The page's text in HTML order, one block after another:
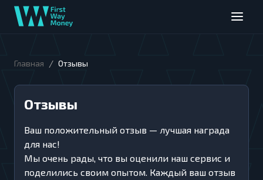
Главная / Отзывы
Отзывы
Ваш положительный отзыв — лучшая награда
для нас!
Мы очень рады, что вы оценили наш сервис и
поделились своим опытом. Каждый ваш отзыв